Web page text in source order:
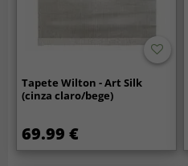
Tapete Wilton - Art Silk
(cinza claro/bege)
69.99 €